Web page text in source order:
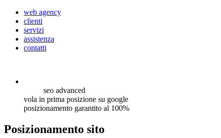
web agency
clienti
servizi
assistenza
contatti
seo advanced
vola in prima posizione su google
posizionamento garantito al 100%
Posizionamento sito